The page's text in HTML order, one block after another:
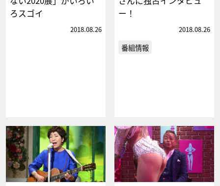
ろスゴイ
2018.08.26
ー！
2018.08.26
番組情報